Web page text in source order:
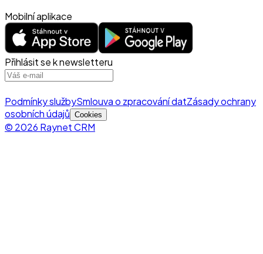
Mobilní aplikace
Přihlásit se k newsletteru
Podmínky službySmlouva o zpracování datZásady ochrany
osobních údajů Cookies
© 2026 Raynet CRM